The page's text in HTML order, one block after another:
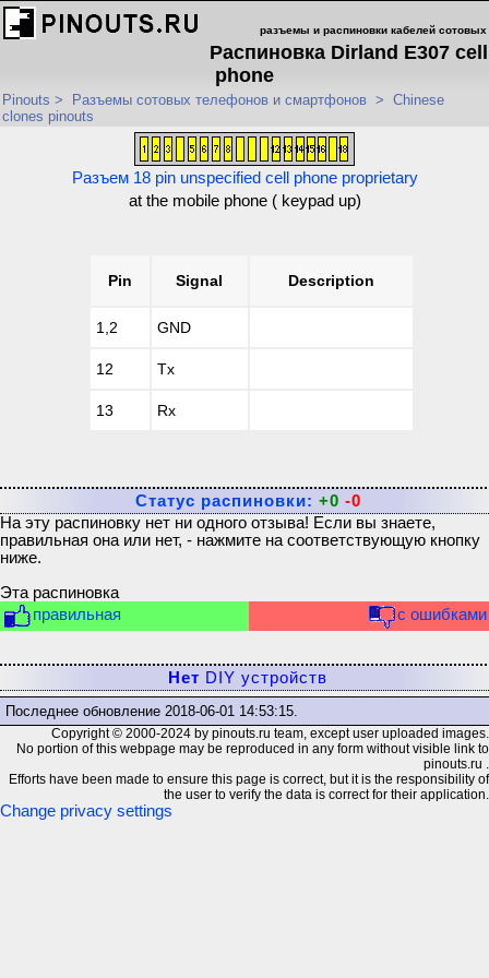
разъемы и распиновки кабелей сотовых
Распиновка Dirland E307 cell
phone
Pinouts > Разъемы сотовых телефонов и смартфонов > Chinese
clones pinouts
Разъем 18 pin unspecified cell phone proprietary
at the mobile phone ( keypad up)
Pin Signal Description
1,2 GND
12 Tx
13 Rx
Статус распиновки: +0 -0
На эту распиновку нет ни одного отзыва! Если вы знаете,
правильная она или нет, - нажмите на соответствующую кнопку
ниже.
Эта распиновка
правильная
с ошибками
Нет DIY устройств
Последнее обновление 2018-06-01 14:53:15.
Copyright © 2000-2024 by pinouts.ru team, except user uploaded images.
No portion of this webpage may be reproduced in any form without visible link to
pinouts.ru .
Efforts have been made to ensure this page is correct, but it is the responsibility of
the user to verify the data is correct for their application.
Change privacy settings